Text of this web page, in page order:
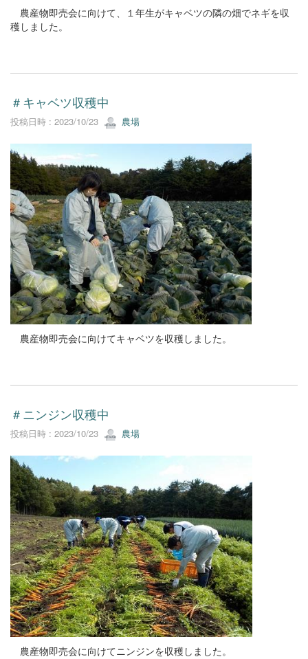
農産物即売会に向けて、１年生がキャベツの隣の畑でネギを収
穫しました。
＃キャベツ収穫中
投稿日時 : 2023/10/23 農場
農産物即売会に向けてキャベツを収穫しました。
＃ニンジン収穫中
投稿日時 : 2023/10/23 農場
農産物即売会に向けてニンジンを収穫しました。